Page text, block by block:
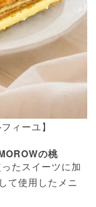
ィーユ】
の桃
たスイーツに加
て使用したメニ